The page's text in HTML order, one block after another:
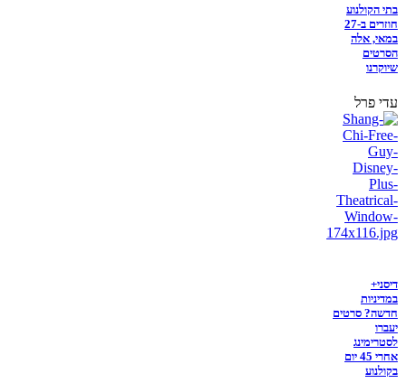
בתי הקולנוע
חוזרים ב-27
במאי, אלה
הסרטים
שיוקרנו
עדי פרל
דיסני+
במדיניות
חדשה? סרטים
יעברו
לסטרימינג
אחרי 45 יום
בקולנוע